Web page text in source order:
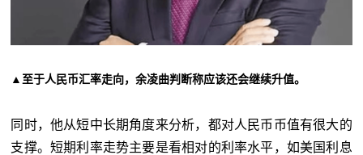
▲至于人民币汇率走向，余凌曲判断称应该还会继续升值。
同时，他从短中长期角度来分析，都对人民币币值有很大的
支撑。短期利率走势主要是看相对的利率水平，如美国利息